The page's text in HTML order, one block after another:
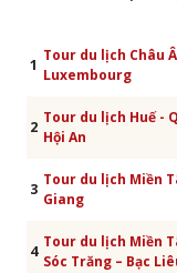
1
Tour du lịch Châu
Luxembourg
2
Tour du lịch Huế -
Hội An
3
Tour du lịch Miền
Giang
4
Tour du lịch Miền
Sóc Trăng – Bạc